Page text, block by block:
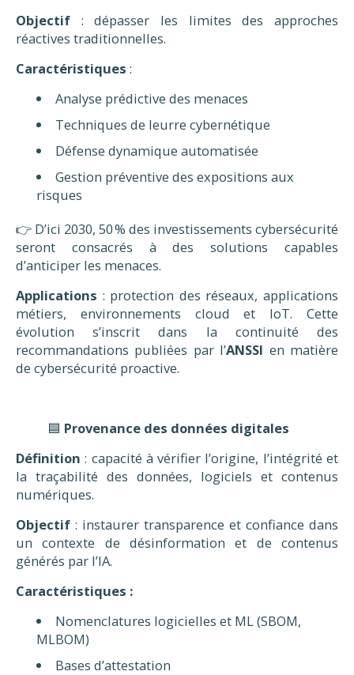
Objectif : dépasser les limites des approches
réactives traditionnelles.
Caractéristiques :
Analyse prédictive des menaces
Techniques de leurre cybernétique
Défense dynamique automatisée
Gestion préventive des expositions aux
risques
👉 D’ici 2030, 50 % des investissements cybersécurité
seront consacrés à des solutions capables
d’anticiper les menaces.
Applications : protection des réseaux, applications
métiers, environnements cloud et IoT. Cette
évolution s’inscrit dans la continuité des
recommandations publiées par l’ANSSI en matière
de cybersécurité proactive.
🟦 Provenance des données digitales
Définition : capacité à vérifier l’origine, l’intégrité et
la traçabilité des données, logiciels et contenus
numériques.
Objectif : instaurer transparence et confiance dans
un contexte de désinformation et de contenus
générés par l’IA.
Caractéristiques :
Nomenclatures logicielles et ML (SBOM,
MLBOM)
Bases d’attestation